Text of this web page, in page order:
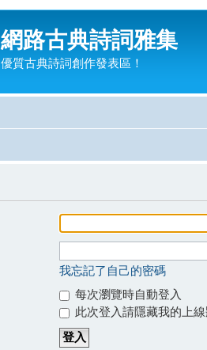
網路古典詩詞雅集
優質古典詩詞創作發表區！
我忘記了自己的密碼
每次瀏覽時自動登入
此次登入請隱藏我的上